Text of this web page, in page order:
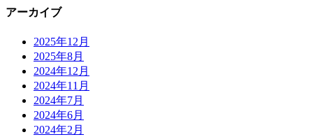
アーカイブ
2025年12月
2025年8月
2024年12月
2024年11月
2024年7月
2024年6月
2024年2月